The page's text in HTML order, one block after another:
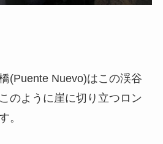
(Puente Nuevo)はこの渓谷
のように崖に切り立つロン
。